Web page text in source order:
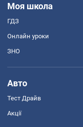
Моя школа
ГДЗ
Онлайн уроки
ЗНО
Авто
Тест Драйв
Акції